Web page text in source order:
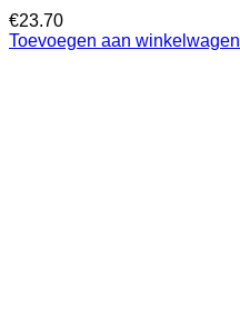
€23.70
Toevoegen aan winkelwagen